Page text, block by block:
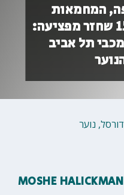
המחמאות
מהלפרין והכוכב בן ה-15 שחזר מפציעה:
תל אביב
, נוער
MOSHE HALICKMAN